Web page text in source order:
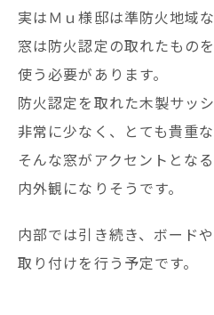
実はＭｕ様邸は準防火地域な
窓は防火認定の取れたものを
使う必要があります。
防火認定を取れた木製サッ
非常に少なく、とても貴重な
そんな窓がアクセントとなる
内外観になりそうです。
内部では引き続き、ボード
取り付けを行う予定です。